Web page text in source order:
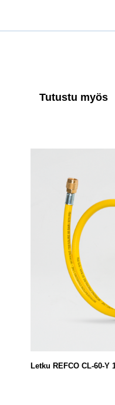
Tutustu myös
Letku REFCO CL-60-Y